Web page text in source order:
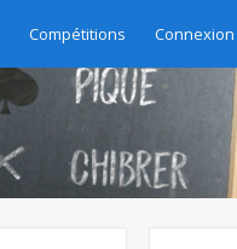
Compétitions Connexion